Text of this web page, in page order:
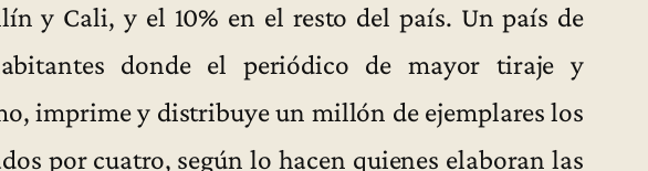
y Cali, y el 10% en el resto del país. Un país de
donde el periódico de mayor tiraje y
imprime y distribuye un millón de ejemplares los
por cuatro, según lo hacen quienes elaboran las